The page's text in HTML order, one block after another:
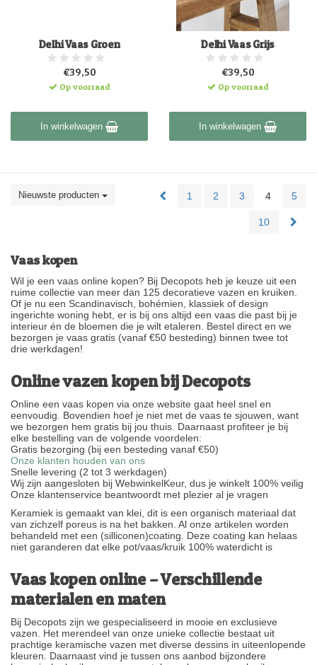
Delhi Vaas Groen
€39,50
Op voorraad
In winkelwagen
Delhi Vaas Grijs
€39,50
Op voorraad
In winkelwagen
Nieuwste producten 1 2 3 4 5
10
Vaas kopen
Wil je een vaas online kopen? Bij Decopots heb je keuze uit een
ruime collectie van meer dan 125 decoratieve vazen en kruiken.
Of je nu een Scandinavisch, bohémien, klassiek of design
ingerichte woning hebt, er is bij ons altijd een vaas die past bij je
interieur én de bloemen die je wilt etaleren. Bestel direct en we
bezorgen je vaas gratis (vanaf €50 besteding) binnen twee tot
drie werkdagen!
Online vazen kopen bij Decopots
Online een vaas kopen via onze website gaat heel snel en
eenvoudig. Bovendien hoef je niet met de vaas te sjouwen, want
we bezorgen hem gratis bij jou thuis. Daarnaast profiteer je bij
elke bestelling van de volgende voordelen:
Gratis bezorging (bij een besteding vanaf €50)
Onze klanten houden van ons
Snelle levering (2 tot 3 werkdagen)
Wij zijn aangesloten bij WebwinkelKeur, dus je winkelt 100% veilig
Onze klantenservice beantwoordt met plezier al je vragen
Keramiek is gemaakt van klei, dit is een organisch materiaal dat
van zichzelf poreus is na het bakken. Al onze artikelen worden
behandeld met een (silliconen)coating. Deze coating kan helaas
niet garanderen dat elke pot/vaas/kruik 100% waterdicht is
Vaas kopen online – Verschillende
materialen en maten
Bij Decopots zijn we gespecialiseerd in mooie en exclusieve
vazen. Het merendeel van onze unieke collectie bestaat uit
prachtige keramische vazen met diverse dessins in uiteenlopende
kleuren. Daarnaast vind je tussen ons aanbod bijzondere